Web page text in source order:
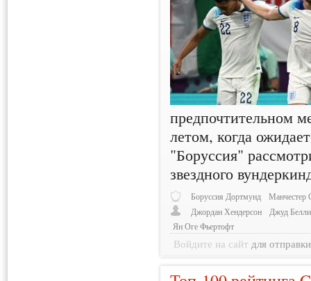
предпочтительном
летом, когда
"Боруссия"
звездного
Боруссия Дортмунд
Манчестер
Джордан Хендерсон
Джуд
Ян Оге Фьертофт
Войдите на сайт для